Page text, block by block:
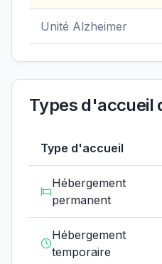
Unité Alzheimer
Types d'accueil
Type d'accueil
Hébergement
permanent
Hébergement
temporaire